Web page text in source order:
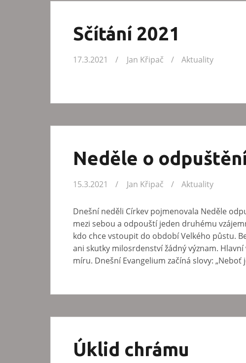
Sčítání 2021
17.3.2021 Jan Křipač Aktuality
Neděle o
15.3.2021 Jan Křipač Aktuality
Dnešní neděli Církev pojmenovala Neděle
mezi sebou a odpouští jeden druhému
kdo chce vstoupit do období Velkého půstu.
ani skutky milosrdenství žádný význam.
míru. Dnešní Evangelium začíná slovy: „Neboť
Úklid chrámu